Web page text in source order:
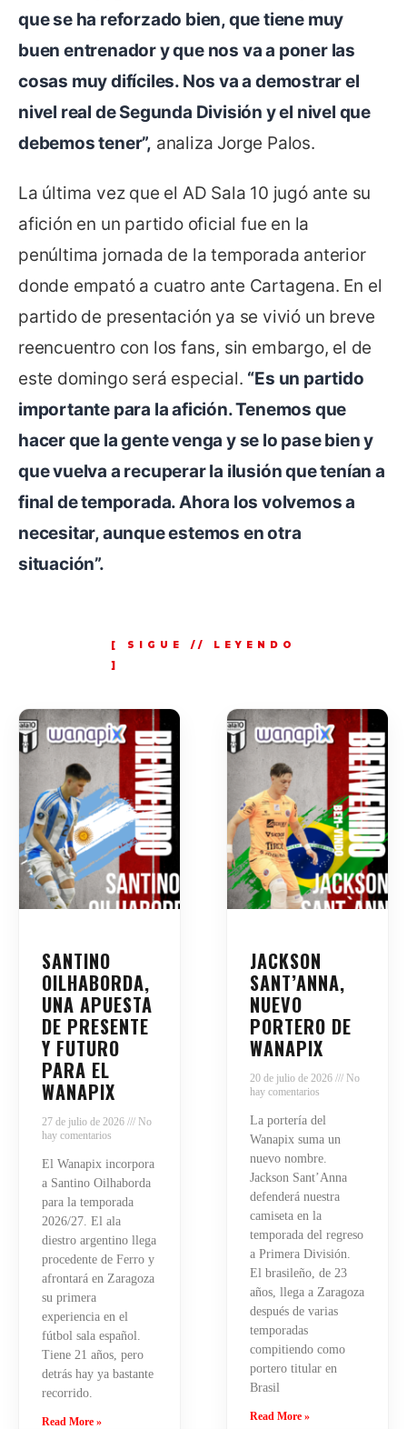
que se ha reforzado bien, que tiene muy
buen entrenador y que nos va a poner las
cosas muy difíciles. Nos va a demostrar el
nivel real de Segunda División y el nivel que
debemos tener”, analiza Jorge Palos.
La última vez que el AD Sala 10 jugó ante su
afición en un partido oficial fue en la
penúltima jornada de la temporada anterior
donde empató a cuatro ante Cartagena. En el
partido de presentación ya se vivió un breve
reencuentro con los fans, sin embargo, el de
este domingo será especial. “Es un partido
importante para la afición. Tenemos que
hacer que la gente venga y se lo pase bien y
que vuelva a recuperar la ilusión que tenían a
final de temporada. Ahora los volvemos a
necesitar, aunque estemos en otra
situación”.
SANTINO
OILHABORDA,
UNA APUESTA
DE PRESENTE
Y FUTURO
PARA EL
WANAPIX
27 de julio de 2026
No
hay comentarios
El Wanapix incorpora
a Santino Oilhaborda
para la temporada
2026/27. El ala
diestro argentino llega
procedente de Ferro y
afrontará en Zaragoza
su primera
experiencia en el
fútbol sala español.
Tiene 21 años, pero
detrás hay ya bastante
recorrido.
Read More »
JACKSON
SANT’ANNA,
NUEVO
PORTERO DE
WANAPIX
20 de julio de 2026
No
hay comentarios
La portería del
Wanapix suma un
nuevo nombre.
Jackson Sant’Anna
defenderá nuestra
camiseta en la
temporada del regreso
a Primera División.
El brasileño, de 23
años, llega a Zaragoza
después de varias
temporadas
compitiendo como
portero titular en
Brasil
Read More »